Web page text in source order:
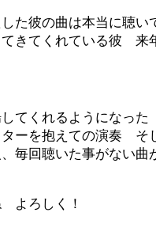
た彼の曲は本当に聴
きてくれている彼 来
してくれるようになった
ーを抱えての演奏
毎回聴いた事がな
よろしく！